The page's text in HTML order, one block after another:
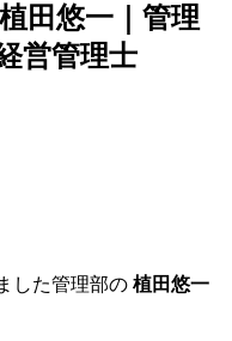
田悠一｜管理
営管理士
した管理部の 植田悠一